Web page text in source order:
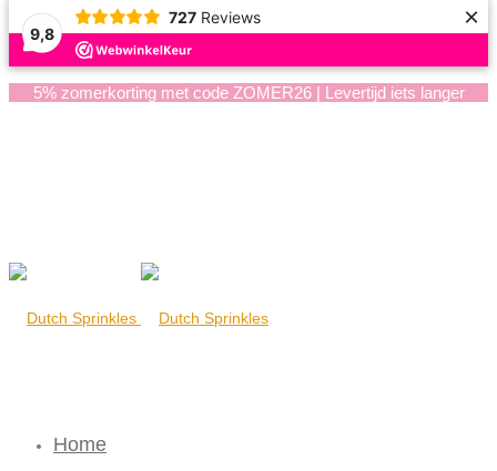
9,8
727 Reviews ×
5% zomerkorting met code ZOMER26 | Levertijd iets langer
Home